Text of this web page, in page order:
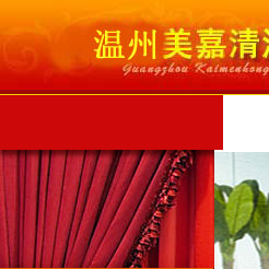
温州外墙清洗